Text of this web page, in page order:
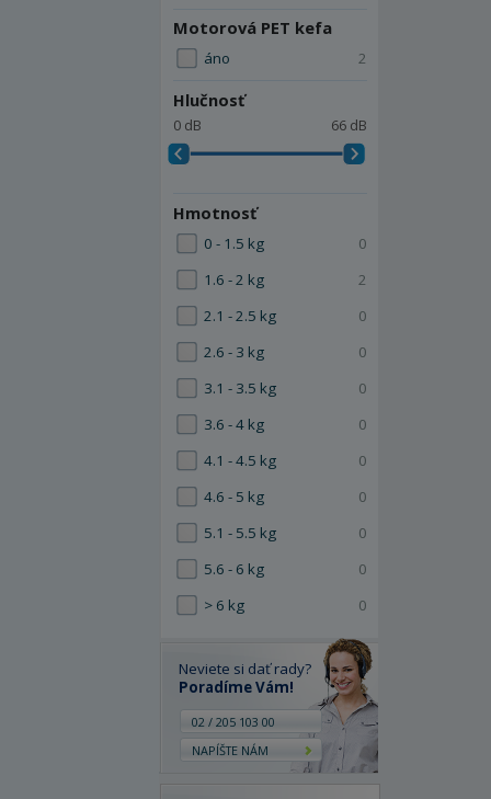
Motorová PET kefa
áno 2
Hlučnosť
0 dB 66 dB
Hmotnosť
0 - 1.5 kg
0
1.6 - 2 kg
2
2.1 - 2.5 kg
0
2.6 - 3 kg
0
3.1 - 3.5 kg
0
3.6 - 4 kg
0
4.1 - 4.5 kg
0
4.6 - 5 kg
0
5.1 - 5.5 kg
0
5.6 - 6 kg
0
> 6 kg
0
Neviete si dať rady?
Poradíme Vám!
02 / 205 103 00
NAPÍŠTE NÁM